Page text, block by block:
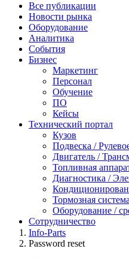
Все публикации
Новости рынка
Оборудование
Аналитика
События
Бизнес
Маркетинг
Персонал
Обучение
ПО
Кейсы
Технический портал
Кузов
Подвеска /
Двигатель /
Топливная
Диагностика /
Тормозная система
Оборудование /
Сотрудничество
Info-Parts
Password reset